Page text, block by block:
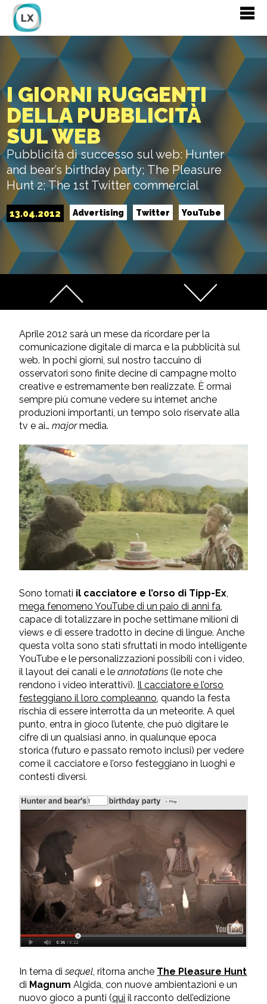
I GIORNI RUGGENTI
DELLA PUBBLICITÀ
SUL WEB
Pubblicità di successo sul web: Hunter
and bear’s birthday party; The Pleasure
Hunt 2; The 1st Twitter commercial
13.04.2012 Advertising Twitter YouTube
Aprile 2012 sarà un mese da ricordare per la
comunicazione digitale di marca e la pubblicità sul
web. In pochi giorni, sul nostro taccuino di
osservatori sono finite decine di campagne molto
creative e estremamente ben realizzate. È ormai
sempre più comune vedere su internet anche
produzioni importanti, un tempo solo riservate alla
tv e ai…majormedia.
Sono tornati il cacciatore e l’orso di Tipp-Ex
mega fenomeno YouTube di un paio di anni fa
capace di totalizzare in poche settimane milioni di
views e di essere tradotto in decine di lingue. Anche
questa volta sono stati sfruttati in modo intelligente
YouTube e le personalizzazioni possibili con i video,
il layout dei canali e leannotations (le note che
rendono i video interattivi). Il cacciatore e l’orso
festeggiano il loro compleanno , quando la festa
rischia di essere interrotta da un meteorite. A quel
punto, entra in gioco l’utente, che può digitare le
cifre di un qualsiasi anno, in qualunque epoca
storica (futuro e passato remoto inclusi) per vedere
come il cacciatore e l’orso festeggiano in luoghi e
contesti diversi.
In tema disequel, ritorna anche The Pleasure Hunt
di Magnum Algida, con nuove ambientazioni e un
nuovo gioco a punti (qui il racconto dell’edizione